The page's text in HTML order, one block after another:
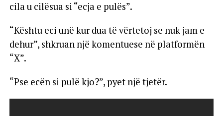
cila u cilësua si “ecja e pulës”.
“Kështu eci unë kur dua të vërtetoj se nuk jam e
dehur”, shkruan një komentuese në platformën
“X”.
“Pse ecën si pulë kjo?”, pyet një tjetër.